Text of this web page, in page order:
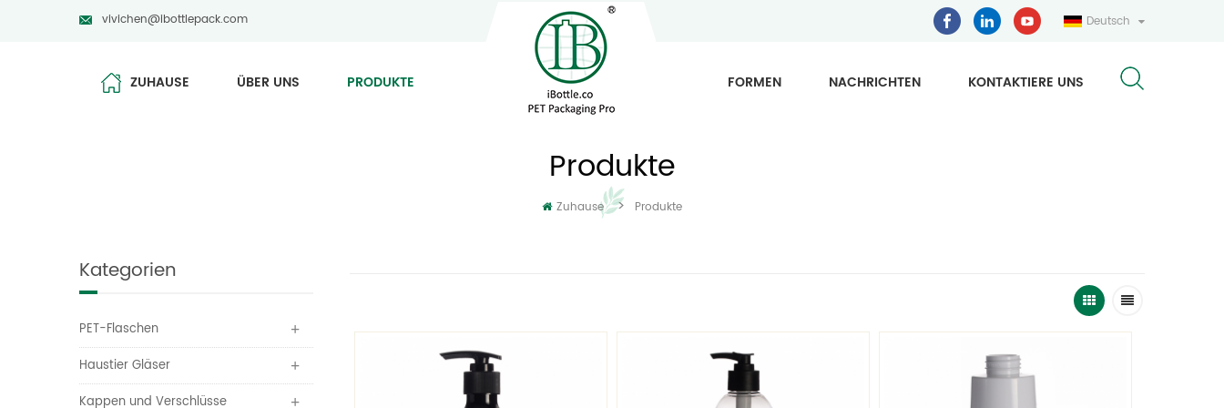
vivichen@ibottlepack.com Deutsch
ZUHAUSE ÜBER UNS PRODUKTE FORMEN NACHRICHTEN KONTAKTIERE UNS
Produkte
Zuhause > Produkte
Kategorien
PET-Flaschen
Haustier Gläser
Kappen und Verschlüsse